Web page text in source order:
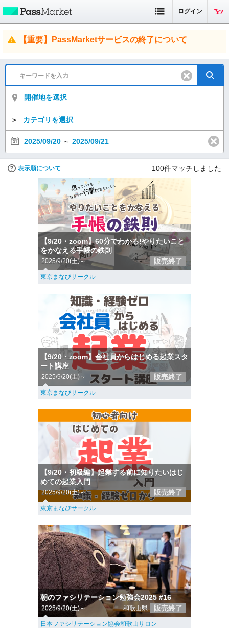
ログイン
【重要】PassMarketサービスの終了について
開催地を選択
＞ カテゴリを選択
2025/09/20 ～ 2025/09/21
表示順について 100件マッチしました
【9/20・zoom】60分でわかる!やりたいこと
をかなえる手帳の鉄則
2025/9/20(土)～ 販売終了
東京まなびサークル
【9/20・zoom】会社員からはじめる起業スタ
ート講座
2025/9/20(土)～ 販売終了
東京まなびサークル
【9/20・初級編】起業する前に知りたいはじ
めての起業入門
2025/9/20(土)～ 販売終了
東京まなびサークル
朝のファシリテーション勉強会2025 #16
2025/9/20(土)～ 和歌山県 販売終了
日本ファシリテーション協会和歌山サロン